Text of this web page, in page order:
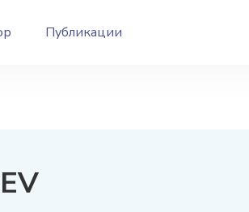
Публикации